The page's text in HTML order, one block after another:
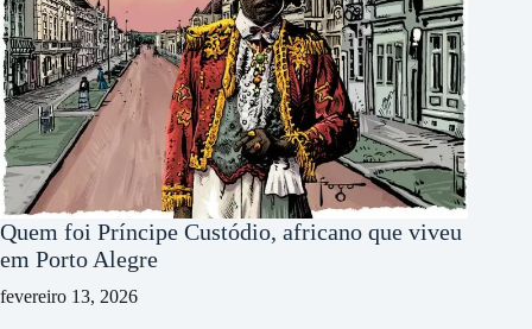
Quem foi Príncipe Custódio, africano que viveu
em Porto Alegre
fevereiro 13, 2026